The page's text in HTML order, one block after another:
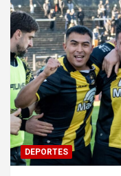
DEPORTES